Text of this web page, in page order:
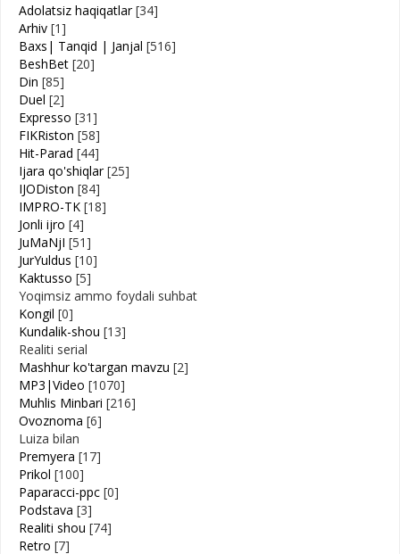
Adolatsiz haqiqatlar [34]
Arhiv [1]
Baxs| Tanqid | Janjal [516]
BeshBet [20]
Din [85]
Duel [2]
Expresso [31]
FIKRiston [58]
Hit-Parad [44]
Ijara qo'shiqlar [25]
IJODiston [84]
IMPRO-TK [18]
Jonli ijro [4]
JuMaNjI [51]
JurYuldus [10]
Kaktusso [5]
Yoqimsiz ammo foydali suhbat
Kongil [0]
Kundalik-shou [13]
Realiti serial
Mashhur ko'targan mavzu [2]
MP3|Video [1070]
Muhlis Minbari [216]
Ovoznoma [6]
Luiza bilan
Premyera [17]
Prikol [100]
Paparacci-ppc [0]
Podstava [3]
Realiti shou [74]
Retro [7]